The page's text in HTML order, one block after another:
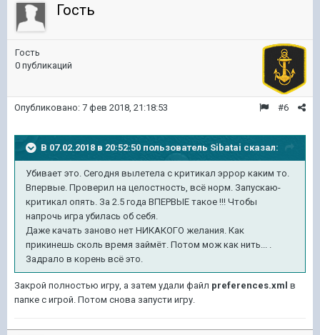
Гость
Гость
0 публикаций
#6
Опубликовано: 7 фев 2018, 21:18:53
В 07.02.2018 в 20:52:50 пользователь Sibatai сказал:
Убивает это. Сегодня вылетела с критикал эррор каким то.
Впервые. Проверил на целостность, всё норм. Запускаю-
критикал опять. За 2.5 года ВПЕРВЫЕ такое !!! Чтобы
напрочь игра убилась об себя.
Даже качать заново нет НИКАКОГО желания. Как
прикинешь сколь время займёт. Потом мож как нить... .
Задрало в корень всё это.
Закрой полностью игру, а затем удали файл preferences.xml в
папке с игрой. Потом снова запусти игру.